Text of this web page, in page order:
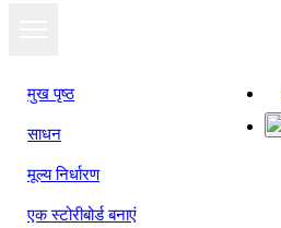
मुख पृष्ठ
साधन
मूल्य निर्धारण
एक स्टोरीबोर्ड बनाएं